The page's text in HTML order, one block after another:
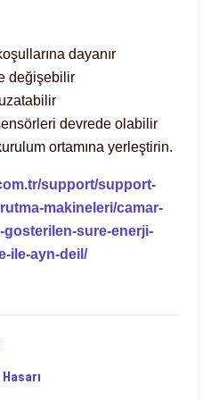
dayanır
değişebilir
devrede olabilir
ortamına yerleştirin.
support/support-
makineleri/camar-
sure-enerji-
ile-ayn-deil/